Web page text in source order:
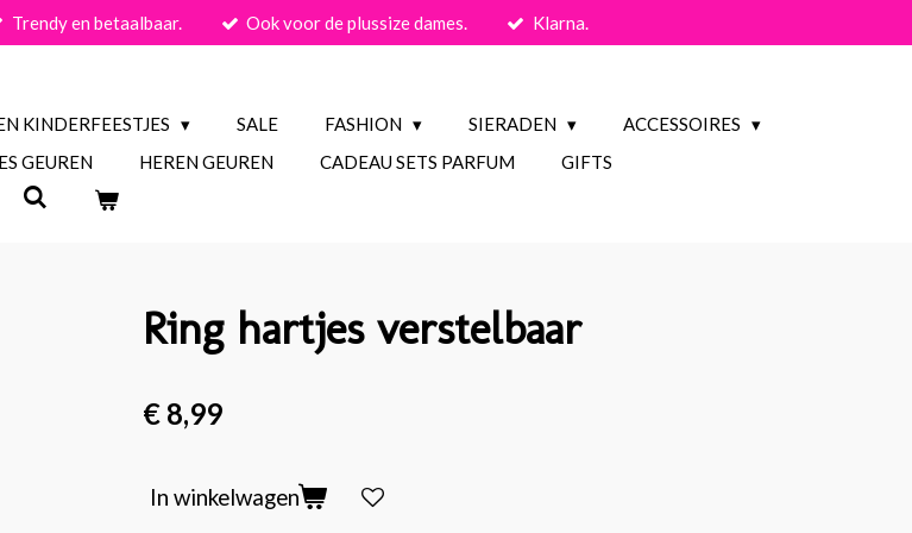
Trendy en betaalbaar. Ook voor de plussize dames. Klarna.
KINDERFEESTJES SALE FASHION SIERADEN
ACCESSOIRES
GEUREN HEREN GEUREN CADEAU SETS PARFUM
GIFTS
Ring hartjes verstelbaar
€ 8,99
In winkelwagen